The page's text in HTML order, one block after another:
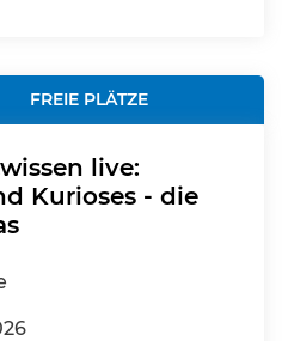
FREIE PLÄTZE
live:
Kurioses - die